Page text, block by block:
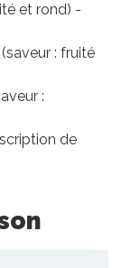
et rond) -
: fruité
:
de